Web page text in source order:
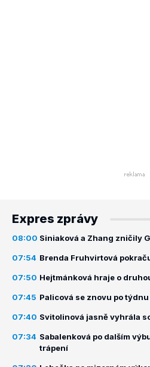
Expres zprávy
08:00 Siniaková a Zhang zničily
07:54 Brenda Fruhvirtová
07:50 Hejtmánková hraje o
07:45 Palicová se znovu po
07:40 Svitolinová jasně vyhrála
07:34 Sabalenková po dalším
trápení